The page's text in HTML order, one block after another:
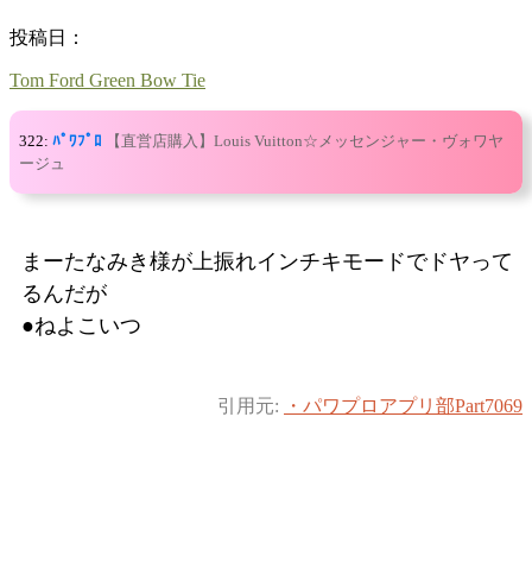
投稿日：
Tom Ford Green Bow Tie
322: ﾊﾟﾜﾌﾟﾛ
【直営店購入】Louis Vuitton☆メッセンジャー・ヴォワヤ
ージュ
まーたなみき様が上振れインチキモードでドヤって
るんだが
●ねよこいつ
引用元: ・パワプロアプリ部Part7069